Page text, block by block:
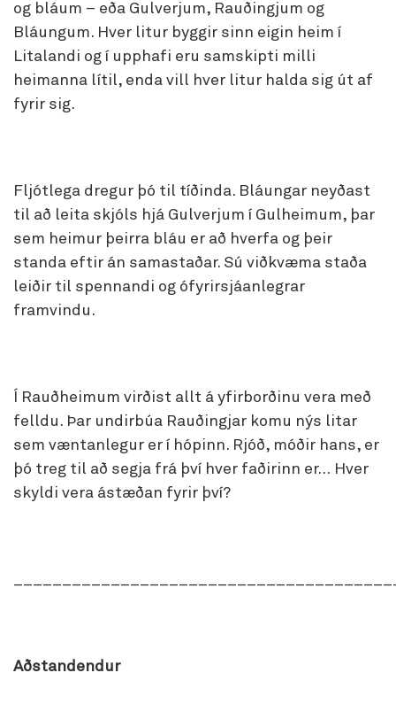
og bláum – eða Gulverjum, Rauðingjum og
Bláungum. Hver litur byggir sinn eigin heim í
Litalandi og í upphafi eru samskipti milli
heimanna lítil, enda vill hver litur halda sig út af
fyrir sig.
Fljótlega dregur þó til tíðinda. Bláungar neyðast
til að leita skjóls hjá Gulverjum í Gulheimum, þar
sem heimur þeirra bláu er að hverfa og þeir
standa eftir án samastaðar. Sú viðkvæma staða
leiðir til spennandi og ófyrirsjáanlegrar
framvindu.
Í Rauðheimum virðist allt á yfirborðinu vera með
felldu. Þar undirbúa Rauðingjar komu nýs litar
sem væntanlegur er í hópinn. Rjóð, móðir hans, er
þó treg til að segja frá því hver faðirinn er… Hver
skyldi vera ástæðan fyrir því?
Aðstandendur